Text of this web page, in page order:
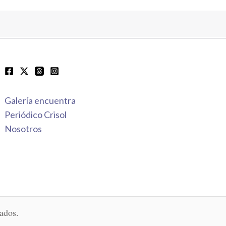
Galería encuentra
Periódico Crisol
Nosotros